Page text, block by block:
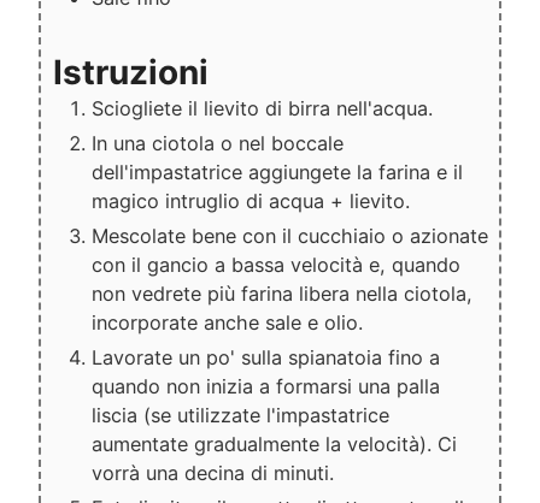
Istruzioni
Sciogliete il lievito di birra nell'acqua.
In una ciotola o nel boccale
dell'impastatrice aggiungete la farina e il
magico intruglio di acqua + lievito.
Mescolate bene con il cucchiaio o azionate
con il gancio a bassa velocità e, quando
non vedrete più farina libera nella ciotola,
incorporate anche sale e olio.
Lavorate un po' sulla spianatoia fino a
quando non inizia a formarsi una palla
liscia (se utilizzate l'impastatrice
aumentate gradualmente la velocità). Ci
vorrà una decina di minuti.